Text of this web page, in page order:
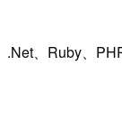
、Ruby、